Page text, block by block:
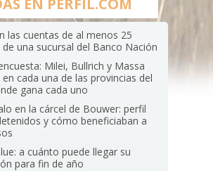
EN PERFIL.COM
las cuentas de al menos 25
de una sucursal del Banco Nación
Milei, Bullrich y Massa
cada una de las provincias del
gana cada uno
en la cárcel de Bouwer: perfil
y cómo beneficiaban a
a cuánto puede llegar su
para fin de año